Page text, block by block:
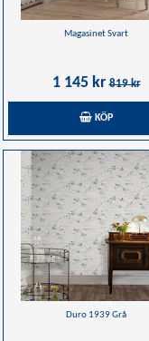
Magasinet Svart
1 145 kr819 kr
KÖP
Duro 1939 Grå